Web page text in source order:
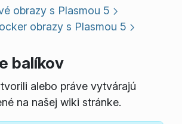
obrazy s Plasmou 5
obrazy s Plasmou 5
balíkov
alebo práve vytvárajú
na našej wiki stránke.